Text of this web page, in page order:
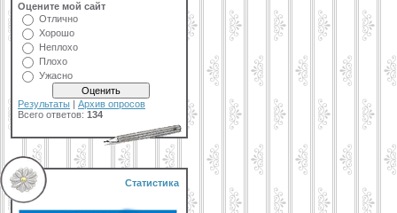
Оцените мой сайт
Отлично
Хорошо
Неплохо
Плохо
Ужасно
Результаты | Архив опросов
Всего ответов: 134
Статистика